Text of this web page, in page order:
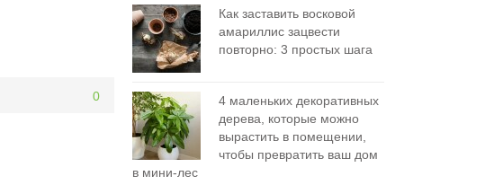
0
Как заставить восковой
амариллис зацвести
повторно: 3 простых шага
4 маленьких декоративных
дерева, которые можно
вырастить в помещении,
чтобы превратить ваш дом
в мини-лес